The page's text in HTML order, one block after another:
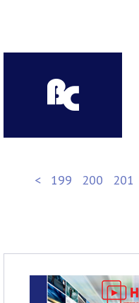
< 199 200 201